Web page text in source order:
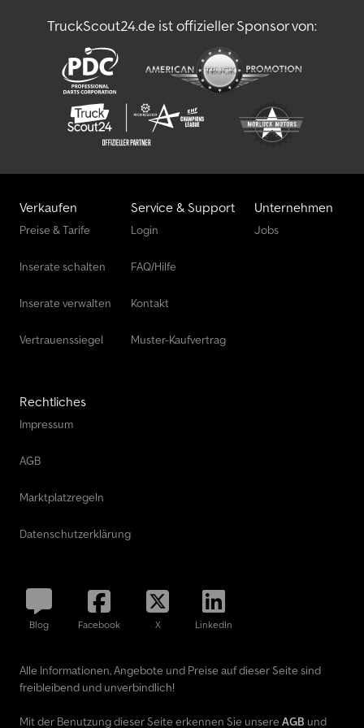
TruckScout24.de ist offizieller Sponsor von:
Verkaufen
Preise & Tarife
Inserate schalten
Inserate verwalten
Vertrauenssiegel
Service & Support
Login
FAQ/Hilfe
Kontakt
Muster-Kaufvertrag
Unternehmen
Jobs
Rechtliches
Impressum
AGB
Marktplatzregeln
Datenschutzerklärung
Blog Facebook X LinkedIn
Alle Informationen, Angebote und Preise auf dieser Seite sind
freibleibend und unverbindlich!
Mit der Benutzung dieser Seite erkennen Sie unsere AGB und